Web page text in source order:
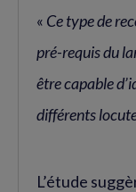
« Ce type de
pré-requis du
être capable
différents
L’étude